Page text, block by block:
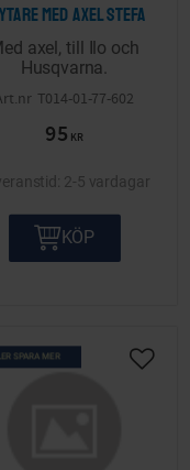
med axel Stefa
axel, till Ilo och
Husqvarna.
T014-01-77-602
95 KR
2-5 vardagar
KÖP
SPARA MER
Lägg